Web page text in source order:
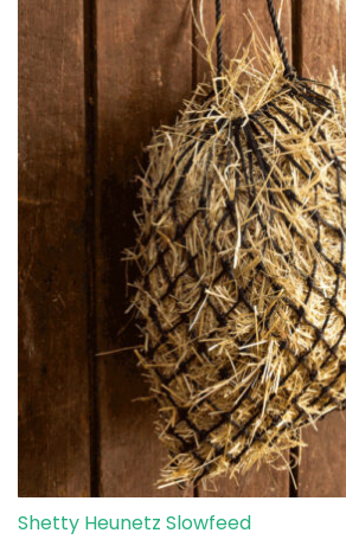
Shetty Heunetz Slowfeed